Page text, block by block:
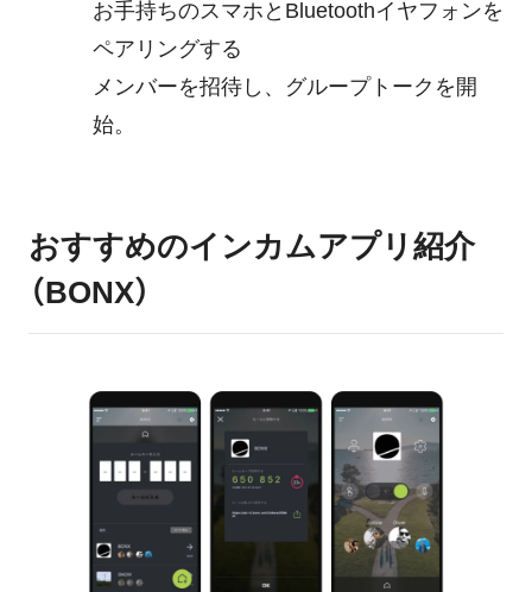
お手持ちのスマホとBluetoothイヤフォンを
ペアリングする
メンバーを招待し、グループトークを開
始。
おすすめのインカムアプリ紹介
（BONX）